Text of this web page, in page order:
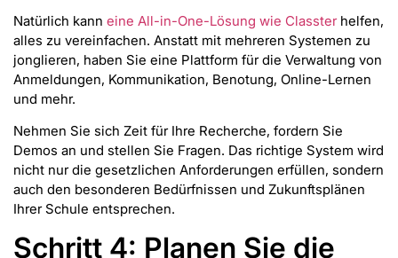
Natürlich kann eine All-in-One-Lösung wie Classterhelfen,
alles zu vereinfachen. Anstatt mit mehreren Systemen zu
jonglieren, haben Sie eine Plattform für die Verwaltung von
Anmeldungen, Kommunikation, Benotung, Online-Lernen
und mehr.
Nehmen Sie sich Zeit für Ihre Recherche, fordern Sie
Demos an und stellen Sie Fragen. Das richtige System wird
nicht nur die gesetzlichen Anforderungen erfüllen, sondern
auch den besonderen Bedürfnissen und Zukunftsplänen
Ihrer Schule entsprechen.
Schritt 4: Planen Sie die